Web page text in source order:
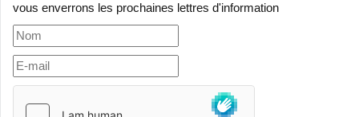
vous enverrons les prochaines lettres d'information